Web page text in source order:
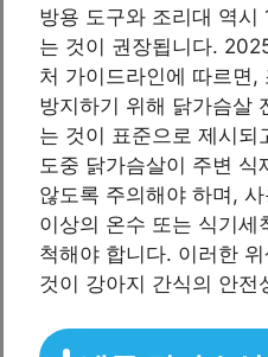
방용 도구와 조리대 역시
는 것이 권장됩니다.
처 가이드라인에 따르면,
방지하기 위해 닭가슴살
는 것이 표준으로 제시되
도중 닭가슴살이 주변 식
않도록 주의해야 하며,
이상의 온수 또는 식기세
척해야 합니다. 이러한
것이 강아지 간식의 안전